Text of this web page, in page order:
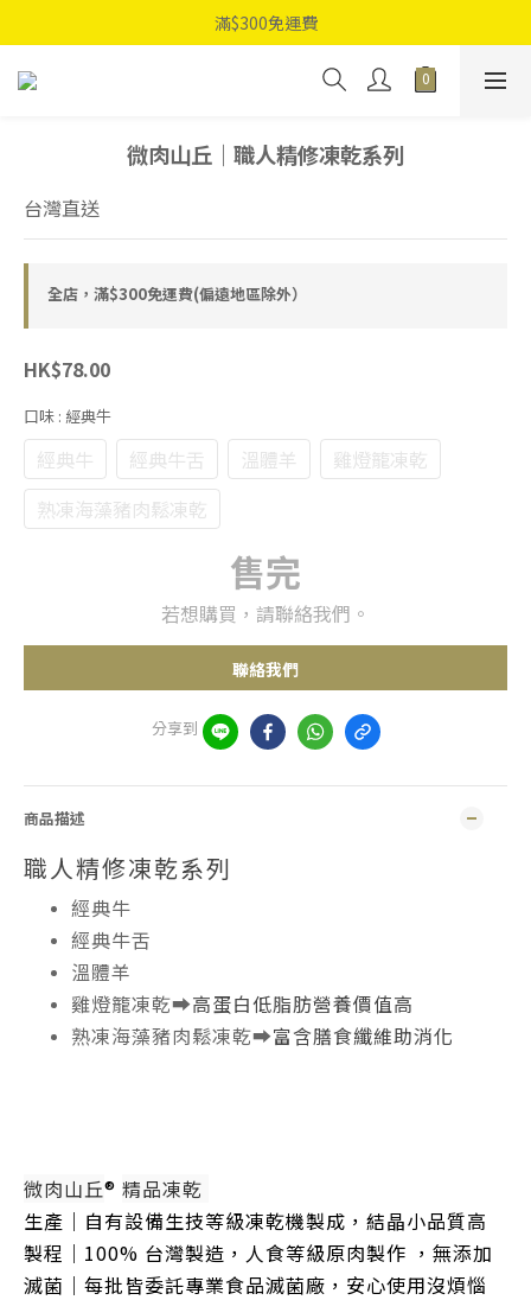
滿$300免運費
微肉山丘｜職人精修凍乾系列
台灣直送
全店，滿$300免運費(偏遠地區除外）
HK$78.00
口味 : 經典牛
經典牛 經典牛舌 溫體羊
雞燈籠凍乾
熟凍海藻豬肉鬆凍乾
售完
若想購買，請聯絡我們。
聯絡我們
分享到
商品描述
職人精修凍乾系列
經典牛
經典牛舌
溫體羊
雞燈籠凍乾➡️高蛋白低脂肪營養價值高
熟凍海藻豬肉鬆凍乾➡️富含膳食纖維助消化
微肉山丘® 精品凍乾
生產｜自有設備生技等級凍乾機製成，結晶小品質高
製程｜100% 台灣製造，人食等級原肉製作 ，無添加
滅菌｜每批皆委託專業食品滅菌廠，安心使用沒煩惱